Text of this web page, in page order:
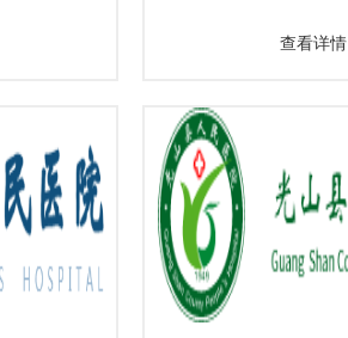
查看详情